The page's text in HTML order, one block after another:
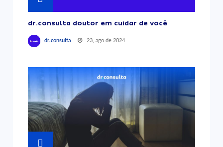
dr.consulta doutor em cuidar de você
dr.consulta 23, ago de 2024